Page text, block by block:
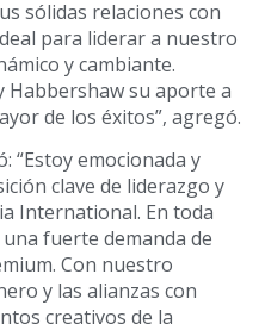
sólidas relaciones con
para liderar a nuestro
y cambiante.
Habbershaw su aporte a
de los éxitos”, agregó.
“Estoy emocionada y
clave de liderazgo y
International. En toda
fuerte demanda de
Con nuestro
y las alianzas con
creativos de la